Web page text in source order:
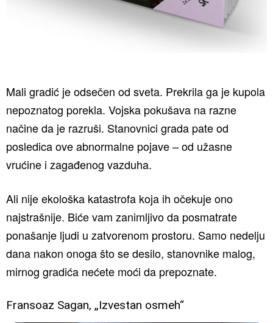
Mali gradić je odsečen od sveta. Prekrila ga je kupola
nepoznatog porekla. Vojska pokušava na razne
načine da je razruši. Stanovnici grada pate od
posledica ove abnormalne pojave – od užasne
vrućine i zagađenog vazduha.
Ali nije ekološka katastrofa koja ih očekuje ono
najstrašnije. Biće vam zanimljivo da posmatrate
ponašanje ljudi u zatvorenom prostoru. Samo nedelju
dana nakon onoga što se desilo, stanovnike malog,
mirnog gradića nećete moći da prepoznate.
Fransoaz Sagan, „Izvestan osmeh“